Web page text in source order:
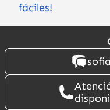
fáciles!